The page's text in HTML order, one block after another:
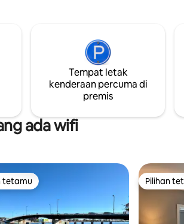
perjalanan sehari yang
wain Sandbanks dan
County.
mencari
Tempat letak
kenderaan percuma di
premis
ada wifi
tetamu
tetamu Pilihan
Pilihan